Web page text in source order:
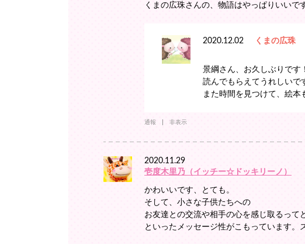
くまの広珠さんの、物語はやっぱりいいで
2020.12.02 くまの広珠
景綱さん、お久しぶりです！
読んでもらえてうれしいで
また時間を見つけて、絵本
通報 非表示
2020.11.29
壱度木里乃（イッチー☆ドッキリーノ）
かわいいです、とても。
そして、小さな子供たちへの
お友達との交流や相手の心を感じ取るって
といったメッセージ性がこもっています。